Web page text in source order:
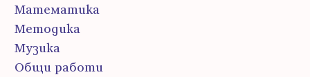
Математика
Методика
Музика
Общи работи